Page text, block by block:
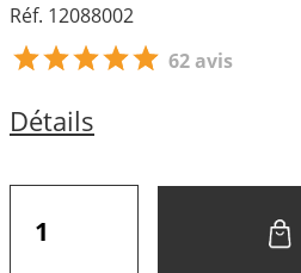
Réf. 12088002
62 avis
Détails